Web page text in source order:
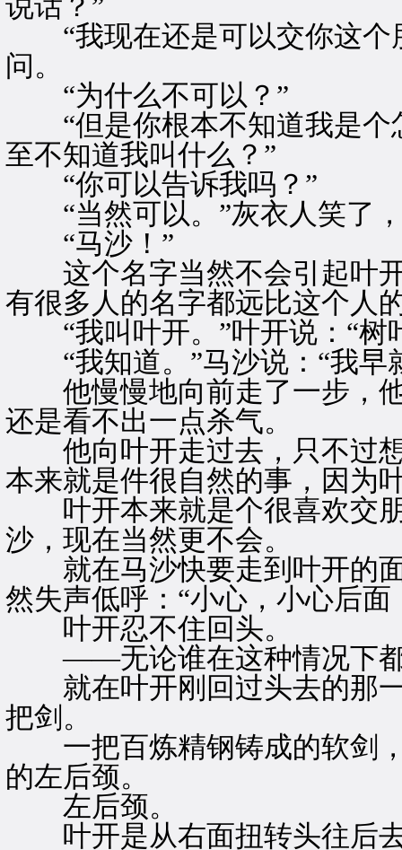
说话？”
“我现在还是可以交你这个
问。
“为什么不可以？”
“但是你根本不知道我是个
至不知道我叫什么？”
“你可以告诉我吗？”
“当然可以。”灰衣人笑了，
“马沙！”
这个名字当然不会引起叶开
有很多人的名字都远比这个人
“我叫叶开。”叶开说：“树
“我知道。”马沙说：“我早
他慢慢地向前走了一步，他
还是看不出一点杀气。
他向叶开走过去，只不过想
本来就是件很自然的事，因为
叶开本来就是个很喜欢交朋
沙，现在当然更不会。
就在马沙快要走到叶开的面
然失声低呼：“小心，小心后面
叶开忍不住回头。
——无论谁在这种情况下都
就在叶开刚回过头去的那一
把剑。
一把百炼精钢铸成的软剑，
的左后颈。
左后颈。
叶开是从右面扭转头往后去